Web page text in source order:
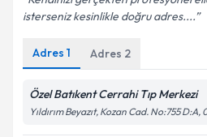
isterseniz kesinlikle doğru adres....
Adres 1 Adres 2
Özel Batıkent Cerrahi Tıp Merkezi
Yıldırım Beyazıt, Kozan Cad. No:755 D:A,